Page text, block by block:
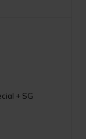
+ SG